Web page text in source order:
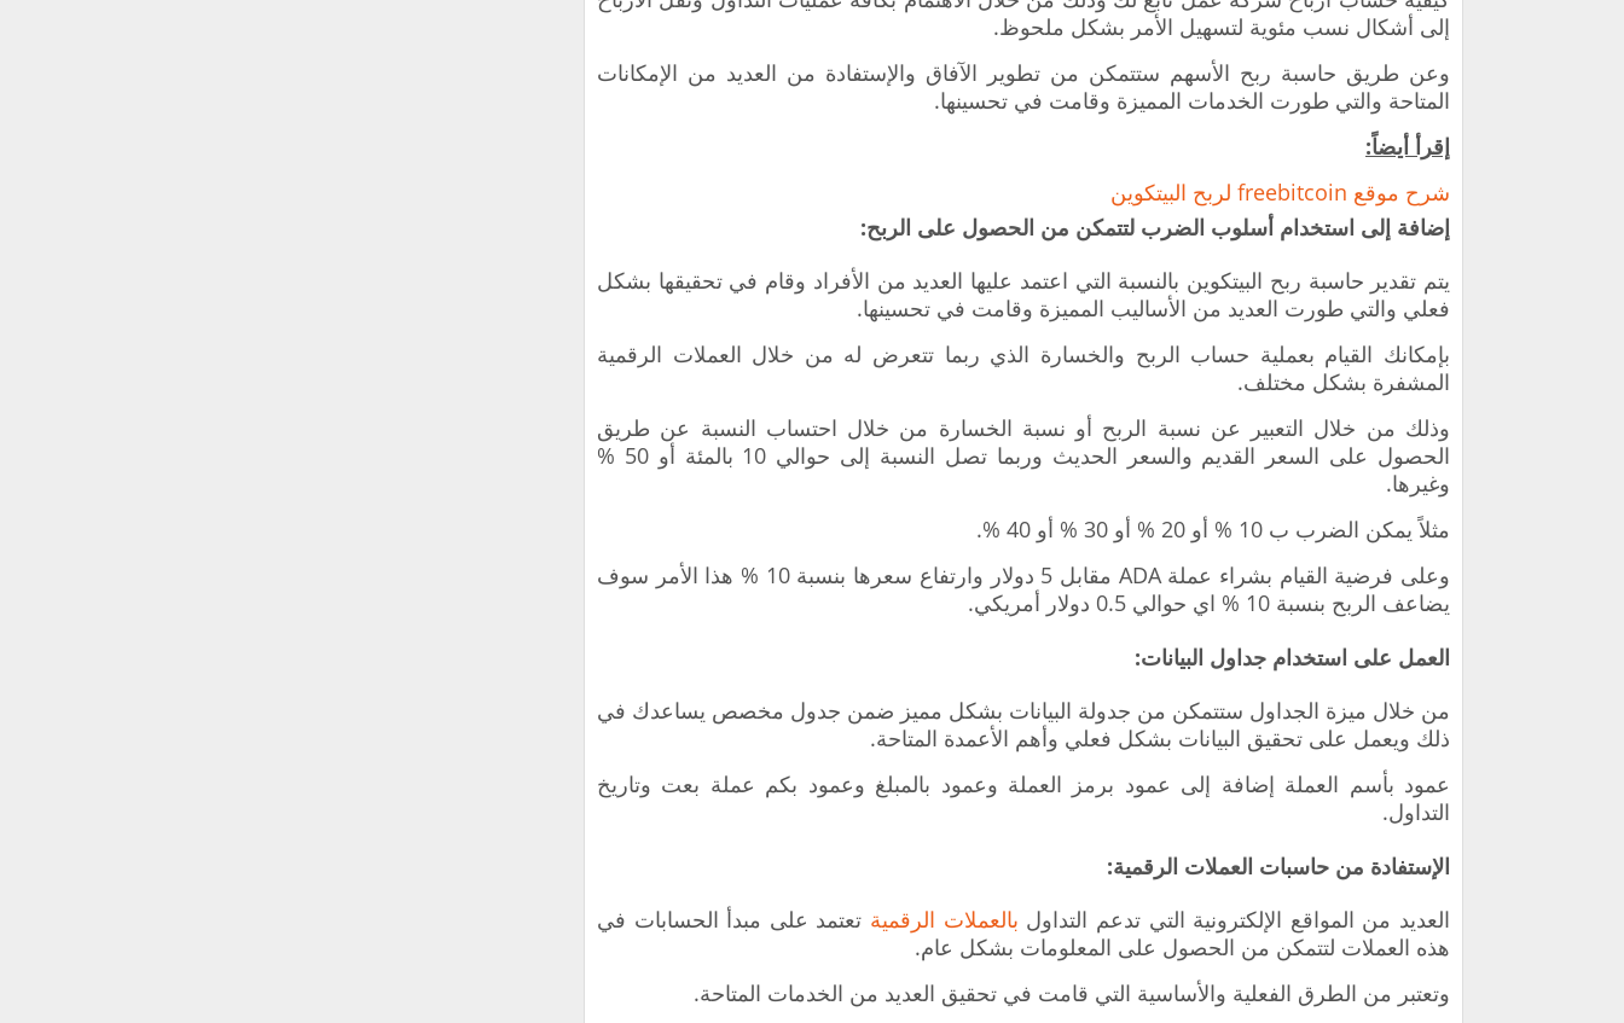
إلى أشكال نسب مئوية لتسهيل الأمر بشكل ملحوظ.
وعن طريق حاسبة ربح الأسهم ستتمكن من تطوير الآفاق والإستفادة من العديد من الإمكانات
المتاحة والتي طورت الخدمات المميزة وقامت في تحسينها.
إقرأ أيضاً:
شرح موقع freebitcoin لربح البيتكوين
إضافة إلى استخدام أسلوب الضرب لتتمكن من الحصول على الربح:
يتم تقدير حاسبة ربح البيتكوين بالنسبة التي اعتمد عليها العديد من الأفراد وقام في تحقيقها بشكل
فعلي والتي طورت العديد من الأساليب المميزة وقامت في تحسينها.
بإمكانك القيام بعملية حساب الربح والخسارة الذي ربما تتعرض له من خلال العملات الرقمية
المشفرة بشكل مختلف.
وذلك من خلال التعبير عن نسبة الربح أو نسبة الخسارة من خلال احتساب النسبة عن طريق
الحصول على السعر القديم والسعر الحديث وربما تصل النسبة إلى حوالي 10 بالمئة أو 50 %
وغيرها.
مثلاً يمكن الضرب ب 10 % أو 20 % أو 30 % أو 40 %.
وعلى فرضية القيام بشراء عملة ADA مقابل 5 دولار وارتفاع سعرها بنسبة 10 % هذا الأمر سوف
يضاعف الربح بنسبة 10 % اي حوالي 0.5 دولار أمريكي.
العمل على استخدام جداول البيانات:
من خلال ميزة الجداول ستتمكن من جدولة البيانات بشكل مميز ضمن جدول مخصص يساعدك في
ذلك ويعمل على تحقيق البيانات بشكل فعلي وأهم الأعمدة المتاحة.
عمود بأسم العملة إضافة إلى عمود برمز العملة وعمود بالمبلغ وعمود بكم عملة بعت وتاريخ
التداول.
الإستفادة من حاسبات العملات الرقمية:
العديد من المواقع الإلكترونية التي تدعم التداول بالعملات الرقمية تعتمد على مبدأ الحسابات في
هذه العملات لتتمكن من الحصول على المعلومات بشكل عام.
وتعتبر من الطرق الفعلية والأساسية التي قامت في تحقيق العديد من الخدمات المتاحة.